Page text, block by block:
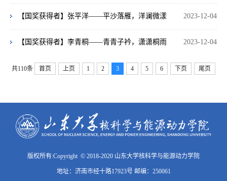
2023-12-04
【国奖获得者】张平洋——平沙落雁，洋澜微漾
2023-12-04
【国奖获得者】李青桐——青青子衿，潇潇桐雨
共110条 首页 上页 1 2 3 4 5 6 下页 尾页
版权所有:Copyright © 2018-2020 山东大学核科学与能源动力学院
地址：济南市经十路17923号 邮编：250061